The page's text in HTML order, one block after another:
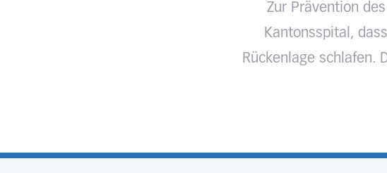
Zur Prävention
Kantonsspital,
Rückenlage schlafen.